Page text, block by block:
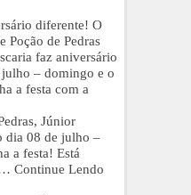
diferente! O
Poção de Pedras
faz aniversário
– domingo e o
a festa com a
Júnior
dia 08 de julho –
a festa! Está
Continue Lendo